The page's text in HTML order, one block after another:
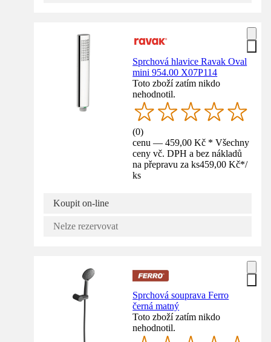
Sprchová hlavice Ravak Oval
mini 954.00 X07P114
Toto zboží zatím nikdo
nehodnotil.
(0)
cenu — 459,00 Kč * Všechny
ceny vč. DPH a bez nákladů
na přepravu za ks459,00 Kč*/
ks
Koupit on-line
Nelze rezervovat
Sprchová souprava Ferro
černá matný
Toto zboží zatím nikdo
nehodnotil.